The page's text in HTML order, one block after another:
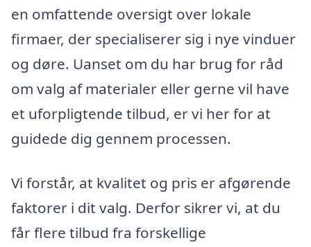
en omfattende oversigt over lokale
firmaer, der specialiserer sig i nye vinduer
og døre. Uanset om du har brug for råd
om valg af materialer eller gerne vil have
et uforpligtende tilbud, er vi her for at
guidede dig gennem processen.
Vi forstår, at kvalitet og pris er afgørende
faktorer i dit valg. Derfor sikrer vi, at du
får flere tilbud fra forskellige